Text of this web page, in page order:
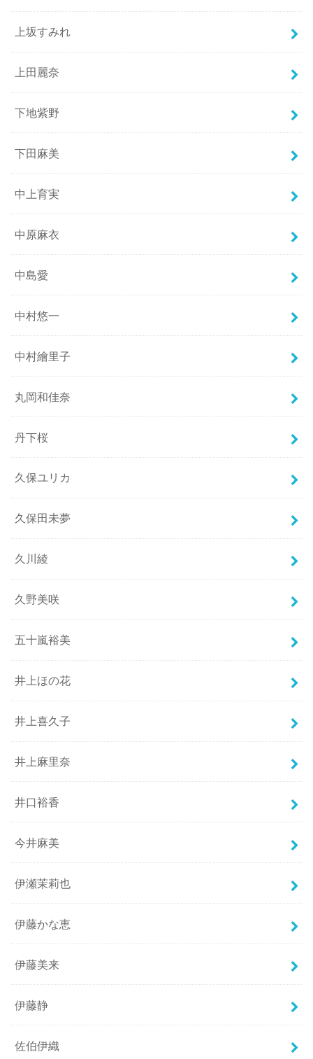
上坂すみれ
上田麗奈
下地紫野
下田麻美
中上育実
中原麻衣
中島愛
中村悠一
中村繪里子
丸岡和佳奈
丹下桜
久保ユリカ
久保田未夢
久川綾
久野美咲
五十嵐裕美
井上ほの花
井上喜久子
井上麻里奈
井口裕香
今井麻美
伊瀬茉莉也
伊藤かな恵
伊藤美来
伊藤静
佐伯伊織